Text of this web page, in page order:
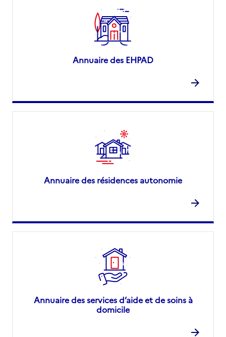
Annuaire des EHPAD
Annuaire des résidences autonomie
Annuaire des services d’aide et de soins à
domicile